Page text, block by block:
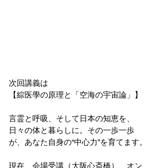
次回講義は
【綜医學の原理と「空海の宇宙論」】
言霊と呼吸、そして日本の知恵を、
日々の体と暮らしに。その一歩一歩
が、あなた自身の“中心力”を育てます。
現在、会場受講（大阪心斎橋）、オン